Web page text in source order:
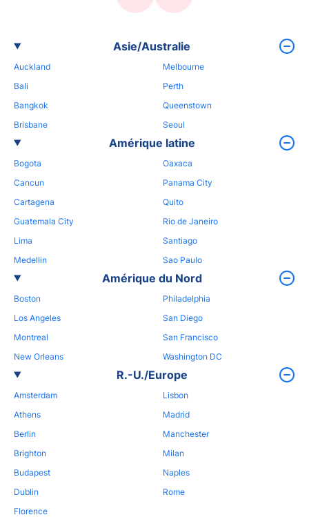
Asie/Australie
Auckland
Bali
Bangkok
Brisbane
Melbourne
Perth
Queenstown
Seoul
Amérique latine
Bogota
Cancun
Cartagena
Guatemala City
Lima
Medellin
Oaxaca
Panama City
Quito
Rio de Janeiro
Santiago
Sao Paulo
Amérique du Nord
Boston
Los Angeles
Montreal
New Orleans
Philadelphia
San Diego
San Francisco
Washington DC
R.-U./Europe
Amsterdam
Athens
Berlin
Brighton
Budapest
Dublin
Florence
Lisbon
Madrid
Manchester
Milan
Naples
Rome